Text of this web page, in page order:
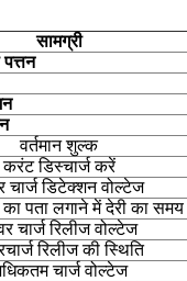
सामग्री
पत्तन
वर्तमान शुल्क
करंट डिस्चार्ज करें
चार्ज डिटेक्शन वोल्टेज
पता लगाने में देरी का समय
चार्ज रिलीज वोल्टेज
रिलीज की स्थिति
चार्ज वोल्टेज